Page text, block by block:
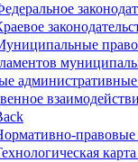
правовые